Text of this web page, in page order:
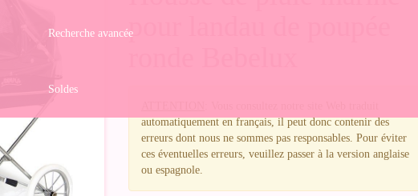
Recherche avancée
Soldes
pour landau de poupée
automatiquement en français, il peut donc contenir des
erreurs dont nous ne sommes pas responsables. Pour éviter
ces éventuelles erreurs, veuillez passer à la version anglaise
ou espagnole.